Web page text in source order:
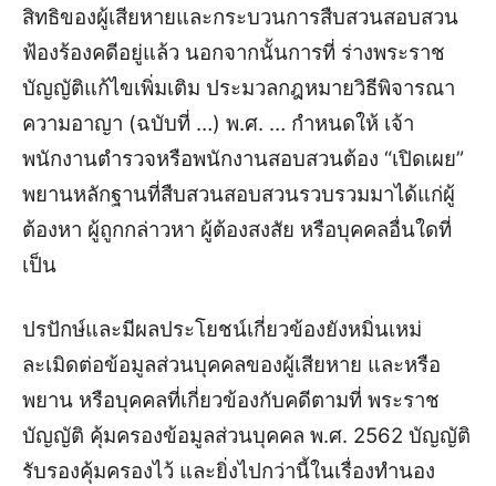
สิทธิของผู้เสียหายและกระบวนการสืบสวนสอบสวน
ฟ้องร้องคดีอยู่แล้ว นอกจากนั้นการที่ ร่างพระราช
บัญญัติแก้ไขเพิ่มเติม ประมวลกฎหมายวิธีพิจารณา
ความอาญา (ฉบับที่ …) พ.ศ. … กำหนดให้ เจ้า
พนักงานตำรวจหรือพนักงานสอบสวนต้อง “เปิดเผย”
พยานหลักฐานที่สืบสวนสอบสวนรวบรวมมาได้แก่ผู้
ต้องหา ผู้ถูกกล่าวหา ผู้ต้องสงสัย หรือบุคคลอื่นใดที่
เป็น
ปรปักษ์และมีผลประโยชน์เกี่ยวข้องยังหมิ่นเหม่
ละเมิดต่อข้อมูลส่วนบุคคลของผู้เสียหาย และหรือ
พยาน หรือบุคคลที่เกี่ยวข้องกับคดีตามที่ พระราช
บัญญัติ คุ้มครองข้อมูลส่วนบุคคล พ.ศ. 2562 บัญญัติ
รับรองคุ้มครองไว้ และยิ่งไปกว่านี้ในเรื่องทำนอง